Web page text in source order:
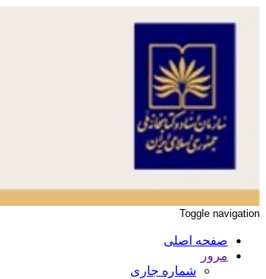
Toggle navigation
صفحه اصلی
مرور
شماره جاری